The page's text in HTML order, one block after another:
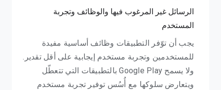
الرسائل غير المرغوب فيها والوظائف وتجربة
المستخدم
يجب أن توّفر التطبيقات وظائف أساسية مفيدة
للمستخدمين وتجربة مستخدم إيجابية على أقل تقدير.
ولا يسمح Google Play بالتطبيقات التي تتعطّل
ويتعارض سلوكها مع أُسُس توفير تجربة مستخدم